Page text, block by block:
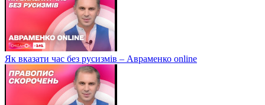
Як вказати час без русизмів – Авраменко online